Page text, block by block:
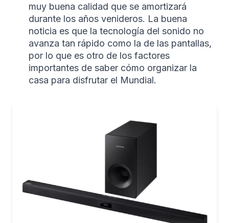
muy buena calidad que se amortizará
durante los años venideros. La buena
noticia es que la tecnología del sonido no
avanza tan rápido como la de las pantallas,
por lo que es otro de los factores
importantes de saber cómo organizar la
casa para disfrutar el Mundial.